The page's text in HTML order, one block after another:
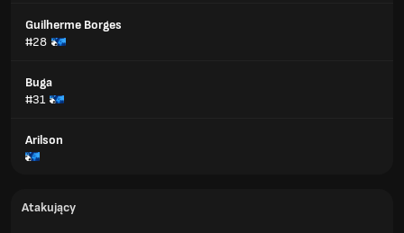
Guilherme Borges
#28
Buga
#31
Arilson
Atakujący